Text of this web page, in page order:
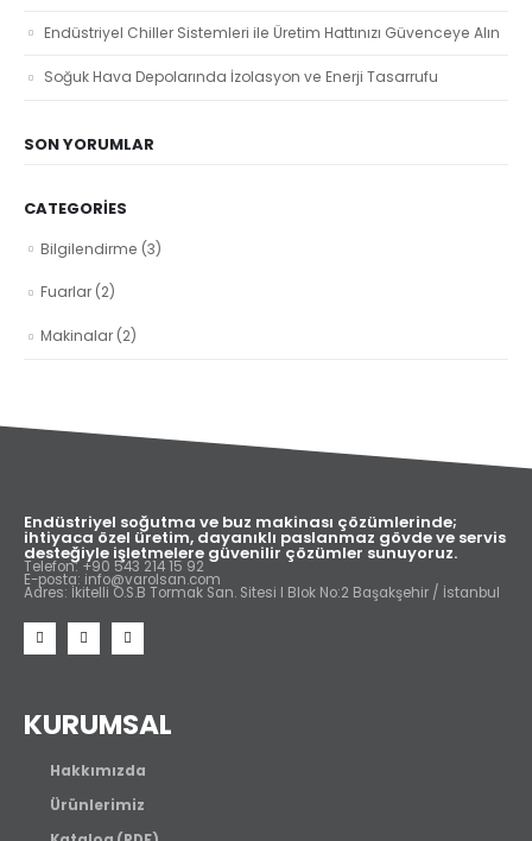
Endüstriyel Chiller Sistemleri ile Üretim Hattınızı Güvenceye Alın
Soğuk Hava Depolarında İzolasyon ve Enerji Tasarrufu
SON YORUMLAR
CATEGORIES
Bilgilendirme (3)
Fuarlar (2)
Makinalar (2)
Endüstriyel soğutma ve buz makinası çözümlerinde;
ihtiyaca özel üretim, dayanıklı paslanmaz gövde ve servis
desteğiyle işletmelere güvenilir çözümler sunuyoruz.
Telefon: +90 543 214 15 92
E-posta: info@varolsan.com
Adres: İkitelli O.S.B Tormak San. Sitesi I Blok No:2 Başakşehir / İstanbul
KURUMSAL
Hakkımızda
Ürünlerimiz